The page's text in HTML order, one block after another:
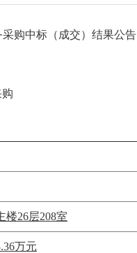
购中标（成交）结果公告
楼26层208室
万元